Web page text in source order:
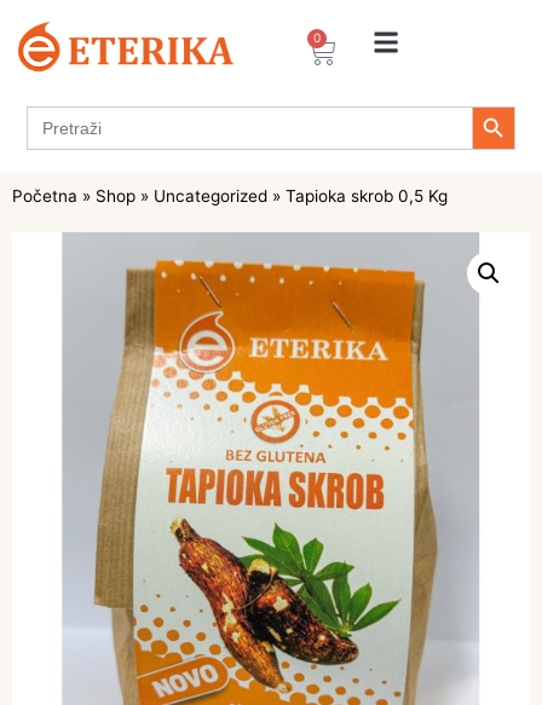
0
Search
for:
Search
Početna » Shop » Uncategorized » Tapioka skrob 0,5 Kg